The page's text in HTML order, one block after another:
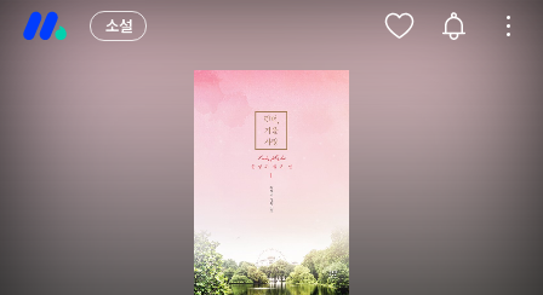
소설